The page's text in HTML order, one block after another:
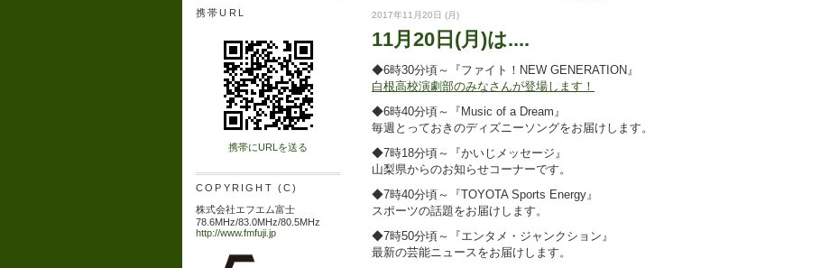
携帯URL
携帯にURLを送る
COPYRIGHT (C)
株式会社エフエム富士
78.6MHz/83.0MHz/80.5MHz
http://www.fmfuji.jp
2017年11月20日 (月)
11月20日(月)は....
◆6時30分頃～『ファイト！NEW GENERATION』
白根高校演劇部のみなさんが登場します！
◆6時40分頃～『Music of a Dream』
毎週とっておきのディズニーソングをお届けします。
◆7時18分頃～『かいじメッセージ』
山梨県からのお知らせコーナーです。
◆7時40分頃～『TOYOTA Sports Energy』
スポーツの話題をお届けします。
◆7時50分頃～『エンタメ・ジャンクション』
最新の芸能ニュースをお届けします。